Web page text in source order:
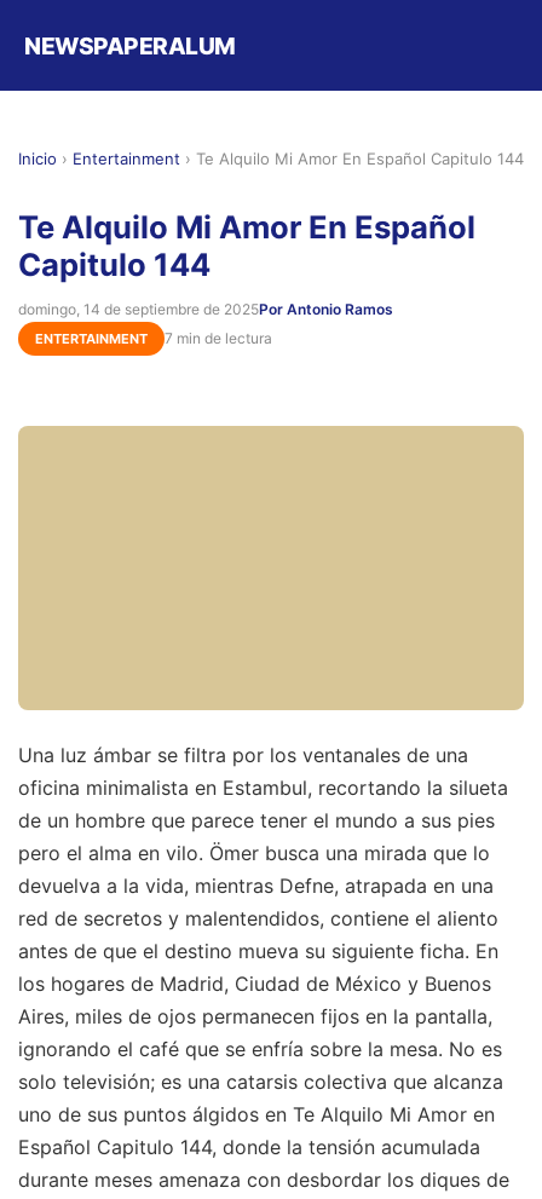
NEWSPAPERALUM
Inicio › Entertainment › Te Alquilo Mi Amor En Español Capitulo 144
Te Alquilo Mi Amor En Español
Capitulo 144
domingo, 14 de septiembre de 2025Por Antonio Ramos
ENTERTAINMENT 7 min de lectura
Una luz ámbar se filtra por los ventanales de una
oficina minimalista en Estambul, recortando la silueta
de un hombre que parece tener el mundo a sus pies
pero el alma en vilo. Ömer busca una mirada que lo
devuelva a la vida, mientras Defne, atrapada en una
red de secretos y malentendidos, contiene el aliento
antes de que el destino mueva su siguiente ficha. En
los hogares de Madrid, Ciudad de México y Buenos
Aires, miles de ojos permanecen fijos en la pantalla,
ignorando el café que se enfría sobre la mesa. No es
solo televisión; es una catarsis colectiva que alcanza
uno de sus puntos álgidos en Te Alquilo Mi Amor en
Español Capitulo 144, donde la tensión acumulada
durante meses amenaza con desbordar los diques de